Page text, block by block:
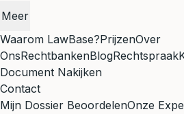
Meer
Waarom LawBase?PrijzenOver
OnsRechtbankenBlogRechtspraak
Document Nakijken
Contact
Mijn Dossier BeoordelenOnze